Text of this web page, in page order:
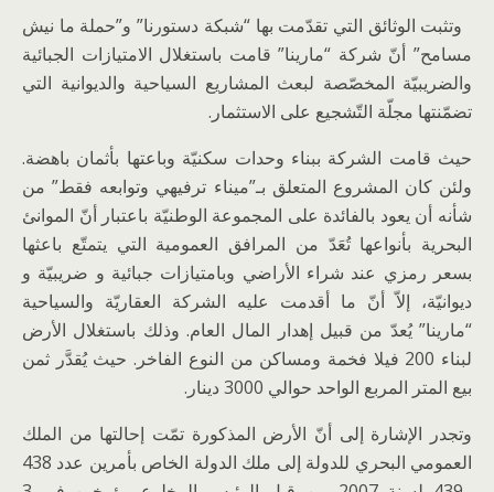
وتثبت الوثائق التي تقدّمت بها “شبكة دستورنا” و”حملة ما نيش
مسامح” أنّ شركة “مارينا” قامت باستغلال الامتيازات الجبائية
والضريبيّة المخصّصة لبعث المشاريع السياحية والديوانية التي
تضمّنتها مجلّة التّشجيع على الاستثمار.
حيث قامت الشركة ببناء وحدات سكنيّة وباعتها بأثمان باهضة.
ولئن كان المشروع المتعلق بـ”ميناء ترفيهي وتوابعه فقط” من
شأنه أن يعود بالفائدة على المجموعة الوطنيّة باعتبار أنّ الموانئ
البحرية بأنواعها تُعَدّ من المرافق العمومية التي يتمتّع باعثها
بسعر رمزي عند شراء الأراضي وبامتيازات جبائية و ضريبيّة و
ديوانيّة، إلاّ أنّ ما أقدمت عليه الشركة العقاريّة والسياحية
“مارينا” يُعدّ من قبيل إهدار المال العام. وذلك باستغلال الأرض
لبناء 200 فيلا فخمة ومساكن من النوع الفاخر. حيث يُقدَّر ثمن
بيع المتر المربع الواحد حوالي 3000 دينار.
وتجدر الإشارة إلى أنّ الأرض المذكورة تمّت إحالتها من الملك
العمومي البحري للدولة إلى ملك الدولة الخاص بأمرين عدد 438